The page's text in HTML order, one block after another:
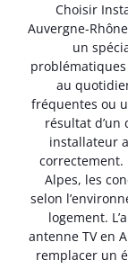
Choisir
Auvergne-
un
au
fréquentes ou
résultat
installateur
correctement.
Alpes, les
selon
logement.
antenne TV en
remplacer un